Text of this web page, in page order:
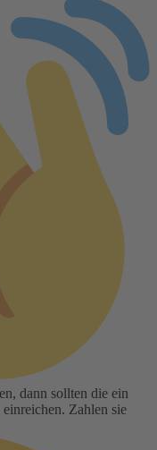
dann sollten die ein
Zahlen sie